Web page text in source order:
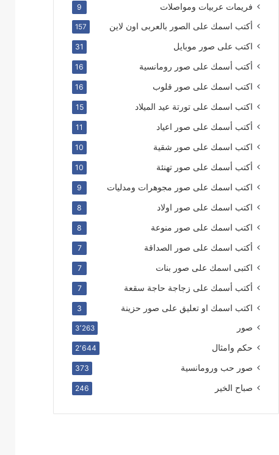
فريمات عربيات ومواصلات 9
أكتب اسمك على الصور بالعربى اون لاين 157
اكتب على صور موبايل 31
أكتب أسمك على صور رومانسية 16
اكتب اسمك على صور قلوب 16
اكتب اسمك على تورتة عيد الميلاد 15
أكتب أسمك على صور اعياد 11
اكتب اسمك على صور شقية 10
أكتب أسمك على صور تهنئة 10
اكتب اسمك على صور مجوهرات ومدليات 9
اكتب اسمك على صور اولاد 8
اكتب اسمك على صور منوعة 8
أكتب اسمك على صور الصداقة 7
اكتبى اسمك على صور بنات 7
أكتب أسمك على زجاجة حاجة سقعة 7
اكتب اسمك او تعليق على صور حزينة 3
صور 3٬263
حكم وامثال 2٬644
صور حب ورومانسية 373
صباح الخير 246